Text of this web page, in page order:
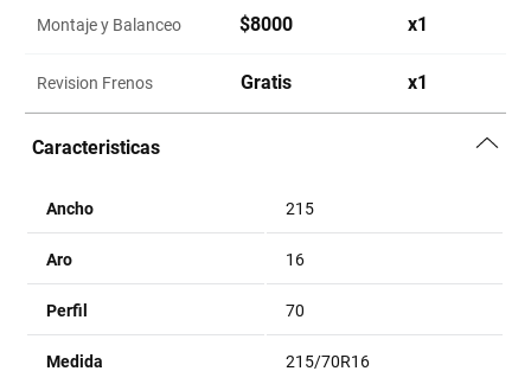
Montaje y Balanceo $8000 x1
Revision Frenos Gratis x1
Caracteristicas
Ancho 215
Aro 16
Perfil 70
Medida 215/70R16